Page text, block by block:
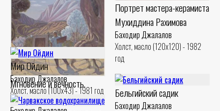
Портрет мастера-керамиста
Мухиддина Рахимова
Баходир Джалалов
Холст, масло (120x120) - 1982
год
Мгновение и вечность.
Портрет Урала Тансыкбаева
Мир Ойдин
Баходир Джалалов
Холст, масло (100x43) - 1981 год
Бельгийский садик
Баходир Джалалов